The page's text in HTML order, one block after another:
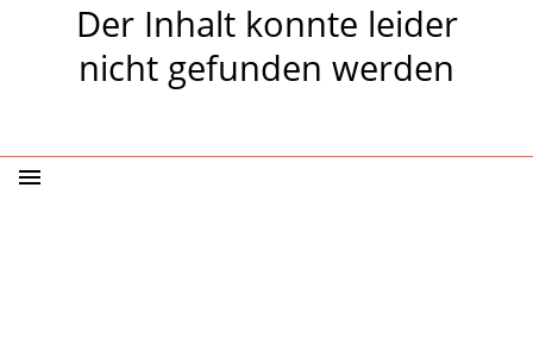
Der Inhalt konnte leider
nicht gefunden werden
menu